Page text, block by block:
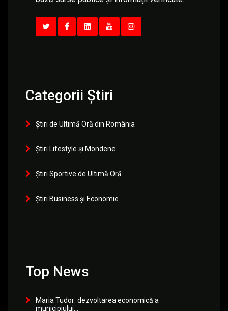
Categorii Știri
Știri de Ultimă Oră din România
Știri Lifestyle și Mondene
Știri Sportive de Ultimă Oră
Știri Business și Economie
Top News
Maria Tudor: dezvoltarea economică a
municipiului...